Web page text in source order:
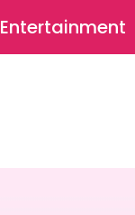
Entertainment